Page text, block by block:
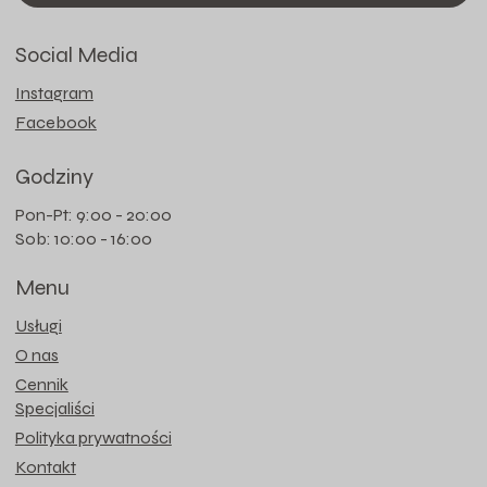
Social Media
Instagram
Facebook
Godziny
Pon-Pt: 9:00 - 20:00
Sob: 10:00 - 16:00
Menu
Usługi
O nas
Cennik
Specjaliści
Polityka prywatności
Kontakt